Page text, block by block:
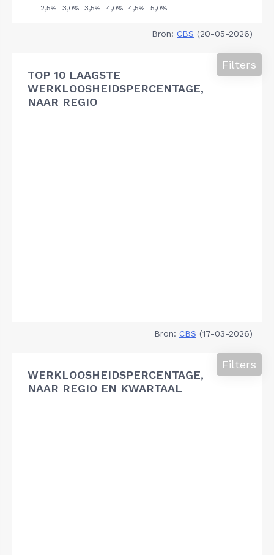
Bron: CBS (20-05-2026)
TOP 10 LAAGSTE
WERKLOOSHEIDSPERCENTAGE,
NAAR REGIO
Filters
Bron: CBS (17-03-2026)
WERKLOOSHEIDSPERCENTAGE,
NAAR REGIO EN KWARTAAL
Filters